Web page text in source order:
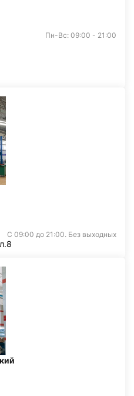
Пн-Вс: 09:00 - 21:00
С 09:00 до 21:00. Без выходных